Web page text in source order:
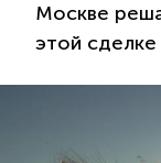
Москве
этой